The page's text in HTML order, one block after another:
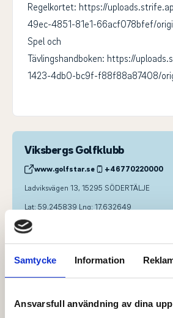
Samtycke Information
Ansvarsfull användning av dina
Regelkortet: https://
49ec-4851-81e1-66acf078bfef/
Spel och
Tävlingshandboken: https://
1423-4db0-bc9f-f88f88a87408/
Viksbergs Golfklubb
www.golfstar.se
+46770220000
Ladviksvägen 13, 15295 SÖDERTÄLJE
Lat: 59.245839 Lng: 17.632649
Kontaktperson
Svenska Golfförbundet Juniortävlingar,
juniortavling@golf.se
lasse@hwebb.se